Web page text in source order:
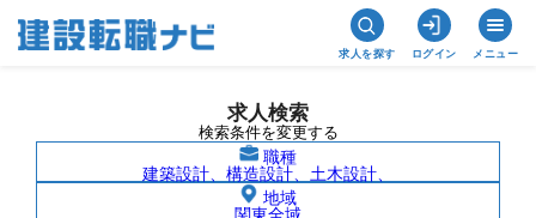
求人を探す ログイン メニュー
求人検索
検索条件を変更する
職種
建築設計、構造設計、土木設計、
地域
関東全域